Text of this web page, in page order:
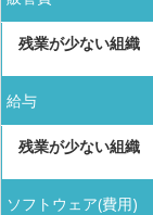
給与
ソフトウェア(費用)